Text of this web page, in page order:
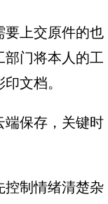
要上交原件的也
部门将本人的工
文档。
端保存，关键时
控制情绪清楚杂